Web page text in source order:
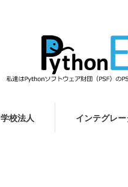
学校法人 インテグレ